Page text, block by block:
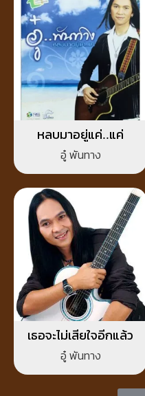
หลบมาอยู่แค่..แค่
อู๋ พันทาง
เธอจะไม่เสียใจอีกแล้ว
อู๋ พันทาง